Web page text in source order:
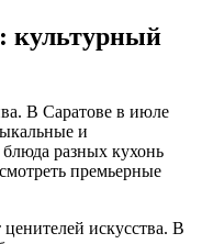
культурный
В Саратове в июле
и
разных кухонь
премьерные
искусства. В